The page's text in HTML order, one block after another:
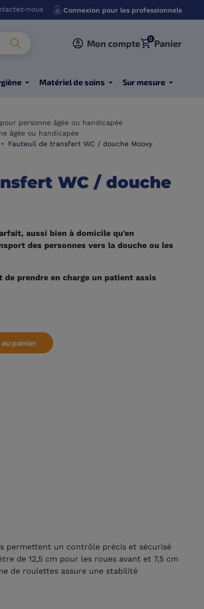
nous Connexion pour les professionnels
Mon compte 0 Panier
Matériel de soins Sur mesure
personne âgée ou handicapée
âgée ou handicapée
Fauteuil de transfert WC / douche Moovy
WC / douche
aussi bien à domicile qu'en
des personnes vers la douche ou les
prendre en charge un patient assis
panier
permettent un contrôle précis et sécurisé
de 12,5 cm pour les roues avant et 7,5 cm
de roulettes assure une stabilité